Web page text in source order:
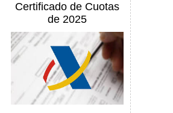
Certificado de Cuotas
de 2025